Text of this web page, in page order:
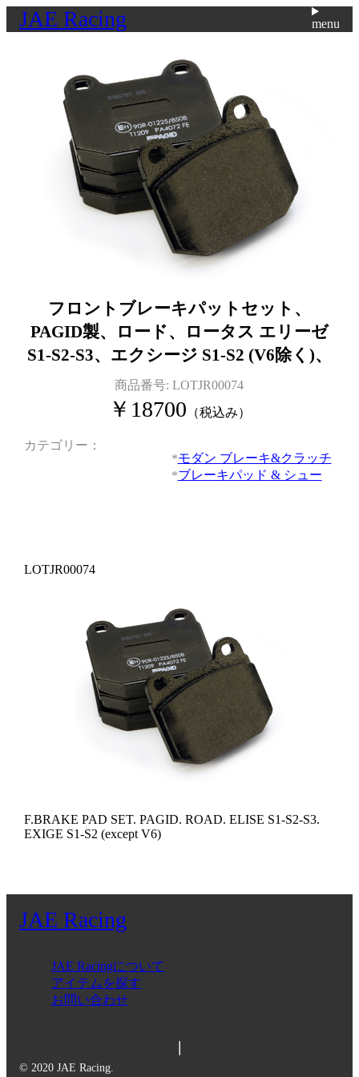
JAE Racing menu
フロントブレーキパットセット、
PAGID製、ロード、ロータス エリーゼ
S1-S2-S3、エクシージ S1-S2 (V6除く)、
商品番号:LOTJR00074
￥ 18700 （税込み）
カテゴリー
モダン ブレーキ&クラッチ
ブレーキパッド & シュー
LOTJR00074
F.BRAKE PAD SET. PAGID. ROAD. ELISE S1-S2-S3.
EXIGE S1-S2 (except V6)
JAE Racing
JAE Racingについて
アイテムを探す
お問い合わせ
© 2020 JAE Racing.